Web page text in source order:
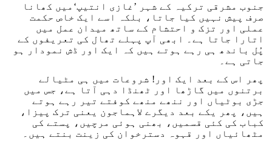
جنوب مشرقی ترکیہ کے شہر ’غازی انتیپ‘میں کھانا
صرف پیش نہیں کیا جاتا، بلکہ اسے ایک خاص حکمت
عملی اور تزک و احتشام کے ساتھ میدان عمل میں
اتارا جاتا ہے۔ ابھی آپ پہلے تھال کی تعریفوں کے
پُل باندھ ہی رہے ہوتے ہیں کہ ایک اور ڈش نمودار ہو
جاتی ہے۔
پھر اس کے بعد ایک اور! شروعات میں ہی مٹیالے
برتنوں میں گاڑھا اور ٹھنڈا دہی آتا ہے، جس میں
جڑی بوٹیاں اور ننھے منھے کوفتے تیر رہے ہوتے
ہیں، پھر یکے بعد دیگرے لاہماجون یعنی ترک پیزا،
کباب کی کئی قسمیں، بھنی ہوئی مرچیں، پستے کی
مٹھائیاں اور قہوہ دسترخوان کی زینت بنتے ہیں۔